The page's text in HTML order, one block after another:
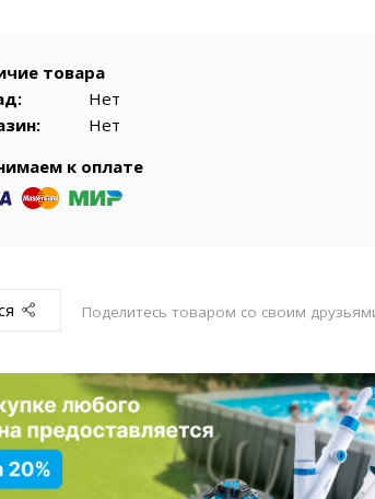
товара
Нет
Нет
к оплате
Поделитесь товаром со своим